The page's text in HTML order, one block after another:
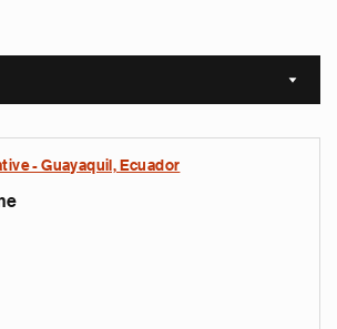
Sort
- Guayaquil, Ecuador